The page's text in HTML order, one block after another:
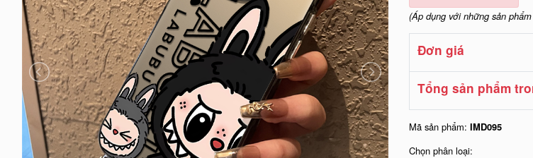
(Áp dụng với những sản
Đơn giá
Tổng sản phẩm
Mã sản phẩm:IMD095
Chọn phân loại: